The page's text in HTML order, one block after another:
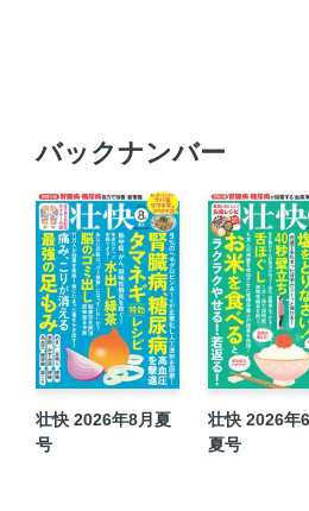
バックナンバー
壮快 2026年8月夏
号
壮快 2026年
夏号